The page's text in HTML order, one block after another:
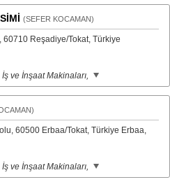
(SEFER KOCAMAN)
60710 Reşadiye/Tokat, Türkiye
ve İnşaat Makinaları,
60500 Erbaa/Tokat, Türkiye Erbaa,
ve İnşaat Makinaları,